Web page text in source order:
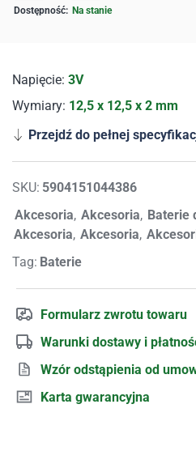
Napięcie: 3V
Wymiary: 12,5 x 12,5 x 2 mm
Przejdź do pełnej
SKU: 5904151044386
Akcesoria, Akcesoria, Baterie
Akcesoria, Akcesoria,
Tag: Baterie
Formularz zwrotu towaru
Warunki dostawy i
Wzór odstąpienia od
Karta gwarancyjna
Na stanie